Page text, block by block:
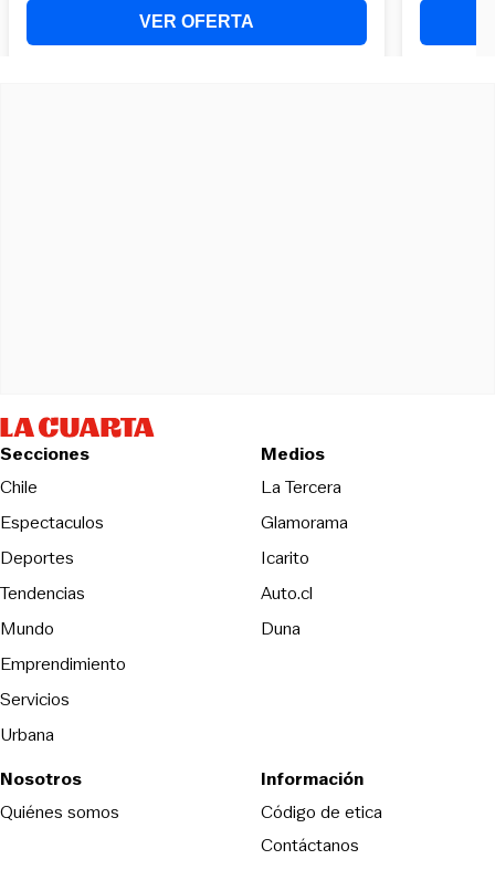
Secciones
Chile
Espectaculos
Deportes
Tendencias
Mundo
Emprendimiento
Servicios
Urbana
Medios
La Tercera
Glamorama
Icarito
Auto.cl
Duna
Nosotros
Quiénes somos
Información
Código de etica
Contáctanos